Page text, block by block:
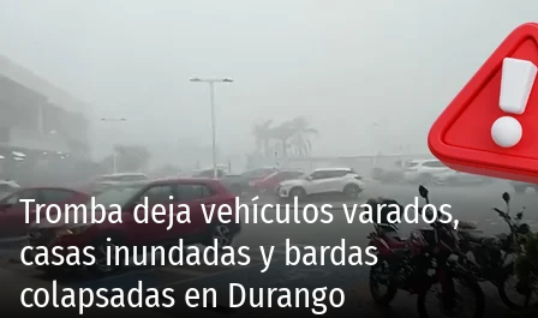
Tromba deja vehículos varados,
casas inundadas y bardas
colapsadas en Durango